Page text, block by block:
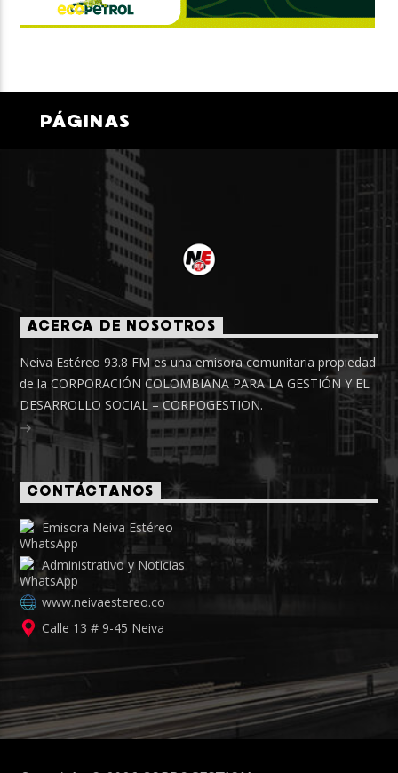
PÁGINAS
ACERCA DE NOSOTROS
Neiva Estéreo 93.8 FM es una emisora comunitaria propiedad
de la CORPORACIÓN COLOMBIANA PARA LA GESTIÓN Y EL
DESARROLLO SOCIAL – CORPOGESTION.
CONTÁCTANOS
Emisora Neiva Estéreo
Administrativo y Noticias
www.neivaestereo.co
Calle 13 # 9-45 Neiva